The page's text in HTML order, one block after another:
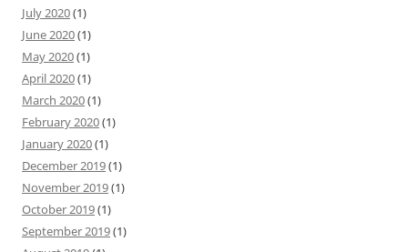
July 2020(1)
June 2020(1)
May 2020(1)
April 2020(1)
March 2020(1)
February 2020(1)
January 2020(1)
December 2019(1)
November 2019(1)
October 2019(1)
September 2019(1)